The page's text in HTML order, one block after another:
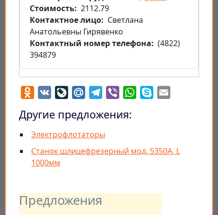
Предложения
Стоимость 2112.79
Контактное лицо
Светлана
Анатольевны Гирявенко
Контактный номер телефона
(4822)
394879
Odnoklassniki
VK LiveJournal
Mail.RuTelegram
Viber WhatsApp
Skype
Другие предложения:
Электрофлотаторы
Станок шлицефрезерный мод. 5350А, L
1000мм